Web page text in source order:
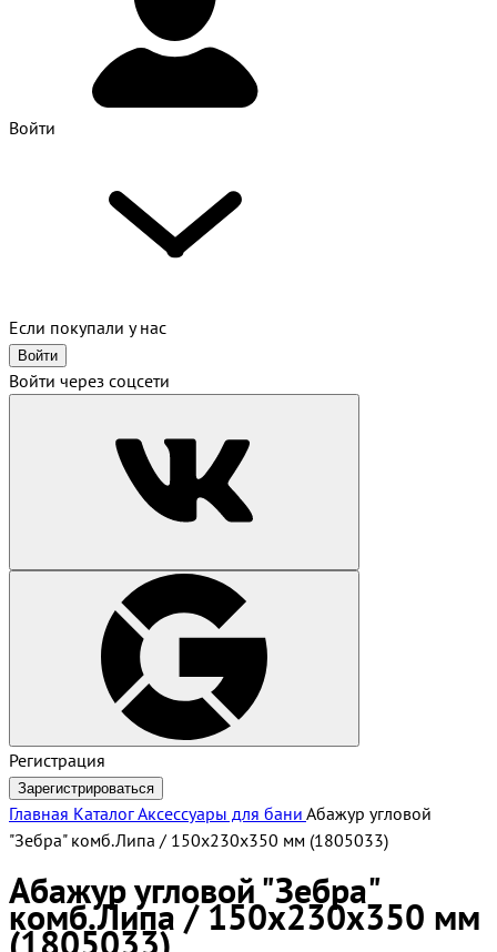
Войти
Если покупали у нас
Войти
Войти через соцсети
Регистрация
Зарегистрироваться
Главная КаталогАксессуары для бани Абажур угловой
"Зебра" комб.Липа / 150х230х350 мм (1805033)
Абажур угловой "Зебра"
комб.Липа / 150х230х350 мм